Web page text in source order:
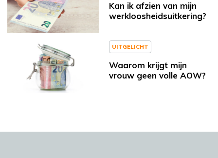
Kan ik afzien van mijn
werkloosheidsuitkering?
UITGELICHT
Waarom krijgt mijn
vrouw geen volle AOW?